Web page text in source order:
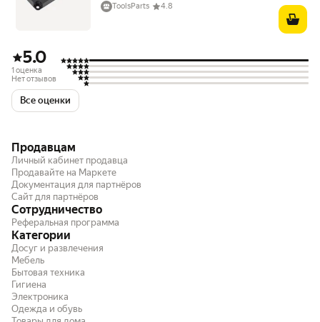
ToolsParts
4.8
5.0
1 оценка
Нет отзывов
Все оценки
Продавцам
Личный кабинет продавца
Продавайте на Маркете
Документация для партнёров
Сайт для партнёров
Сотрудничество
Реферальная программа
Категории
Досуг и развлечения
Мебель
Бытовая техника
Гигиена
Электроника
Одежда и обувь